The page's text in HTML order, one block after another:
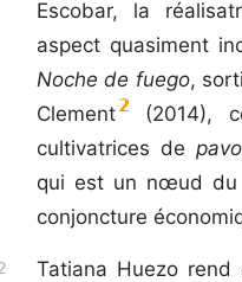
Escobar, la
aspect quasiment
Noche de fuego,
Clement2 (2014),
cultivatrices de
qui est un nœud du
conjoncture
Tatiana Huezo